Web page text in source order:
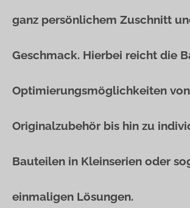
ganz persönlichem Zuschnitt
Geschmack. Hierbei reicht die
Optimierungsmöglichkeiten
Originalzubehör bis hin zu
Bauteilen in Kleinserien oder
einmaligen Lösungen.